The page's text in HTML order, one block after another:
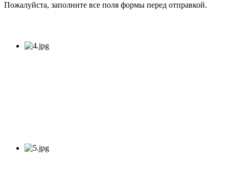
Пожалуйста, заполните все поля формы перед отправкой.